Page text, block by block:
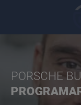
PORSCHE